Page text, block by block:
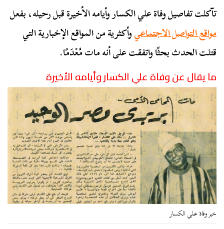
تآكلت تفاصيل وفاة علي الكسار وأيامه الأخيرة قبل رحيله، بفعل
مواقع التواصل الاجتماعيوأكثرية من المواقع الإخبارية التي
قتلت الحدث بحثًا واتفقت على أنه مات مُعْدَمًا.
ما يقال عن وفاة علي الكسار وأيامه الأخيرة
خبر وفاة علي الكسار